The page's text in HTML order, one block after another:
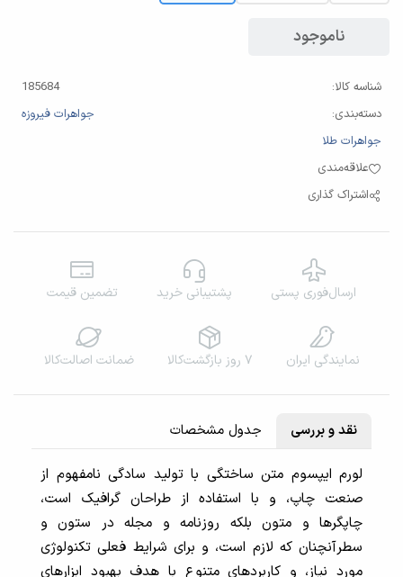
ناموجود
شناسه کالا:
185684
دسته‌بندی:
جواهرات فیروزه
جواهرات طلا
علاقه‌مندی
اشتراک گذاری
ارسال‌فوری پستی پشتیبانی خرید تضمین قیمت
نمایندگی‌ ایران ۷ روز بازگشت‌کالا ضمانت اصالت‌کالا
نقد و بررسی جدول مشخصات
لورم ایپسوم متن ساختگی با تولید سادگی نامفهوم از
صنعت چاپ، و با استفاده از طراحان گرافیک است،
چاپگرها و متون بلکه روزنامه و مجله در ستون و
سطرآنچنان که لازم است، و برای شرایط فعلی تکنولوژی
مورد نیاز، و کاربردهای متنوع با هدف بهبود ابزارهای